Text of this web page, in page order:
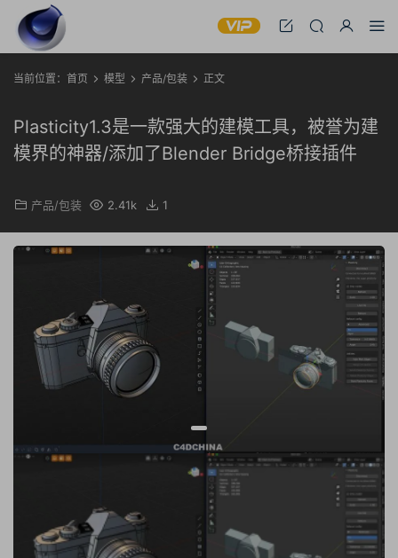
当前位置： 首页 模型 产品/包装 正文
Plasticity1.3是一款强大的建模工具，被誉为建
模界的神器/添加了Blender Bridge桥接插件
产品/包装 2.41k 1